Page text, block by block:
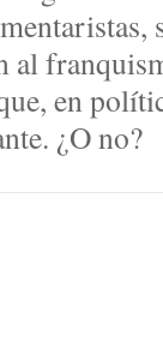
al
en
¿O no?